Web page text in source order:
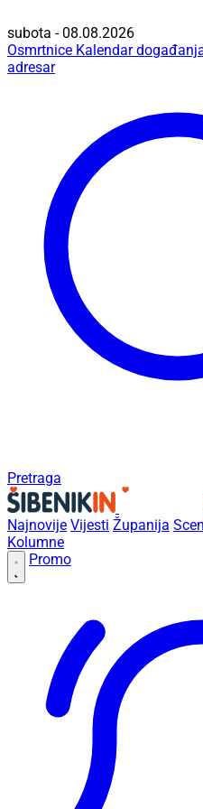
subota - 08.08.2026
Osmrtnice Kalendar
adresar
Pretraga
Najnovije Vijesti Županija
Kolumne
Promo